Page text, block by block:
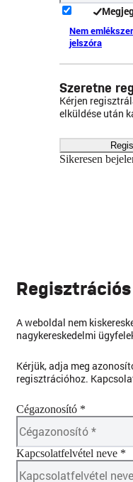
Nem
jelszóra
Szeretne
Kérjen
elküldése után
Sikeresen
A weboldal nem
nagykereskedelmi
Kérjük, adja meg
regisztrációhoz.
Cégazonosító *
Kapcsolatfelvétel neve *